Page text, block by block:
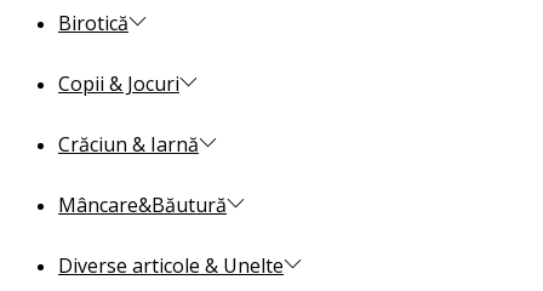
Birotică
Copii & Jocuri
Crăciun & Iarnă
Mâncare&Băutură
Diverse articole & Unelte